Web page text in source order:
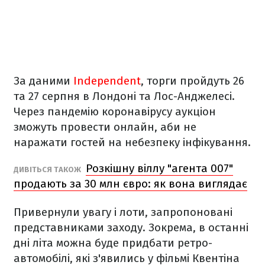
За даними Independent, торги пройдуть 26
та 27 серпня в Лондоні та Лос-Анджелесі.
Через пандемію коронавірусу аукціон
зможуть провести онлайн, аби не
наражати гостей на небезпеку інфікування.
ДИВІТЬСЯ ТАКОЖ
Розкішну віллу "агента 007"
продають за 30 млн євро: як вона виглядає
Привернули увагу і лоти, запропоновані
представниками заходу. Зокрема, в останні
дні літа можна буде придбати ретро-
автомобілі, які з'явились у фільмі Квентіна